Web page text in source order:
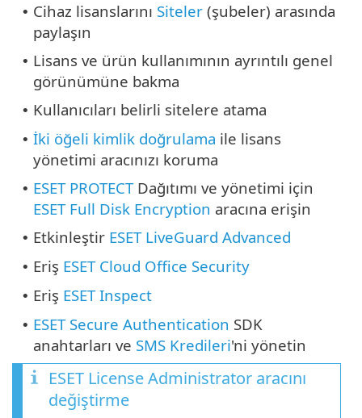
• Cihaz lisanslarını Siteler (şubeler) arasında
paylaşın
• Lisans ve ürün kullanımının ayrıntılı genel
görünümüne bakma
• Kullanıcıları belirli sitelere atama
• İki öğeli kimlik doğrulama ile lisans
yönetimi aracınızı koruma
• ESET PROTECTDağıtımı ve yönetimi için
ESET Full Disk Encryption aracına erişin
• Etkinleştir ESET LiveGuard Advanced
• Eriş ESET Cloud Office Security
• Eriş ESET Inspect
• ESET Secure Authentication SDK
anahtarları ve SMS Kredileri'ni yönetin
ESET License Administrator aracını
değiştirme